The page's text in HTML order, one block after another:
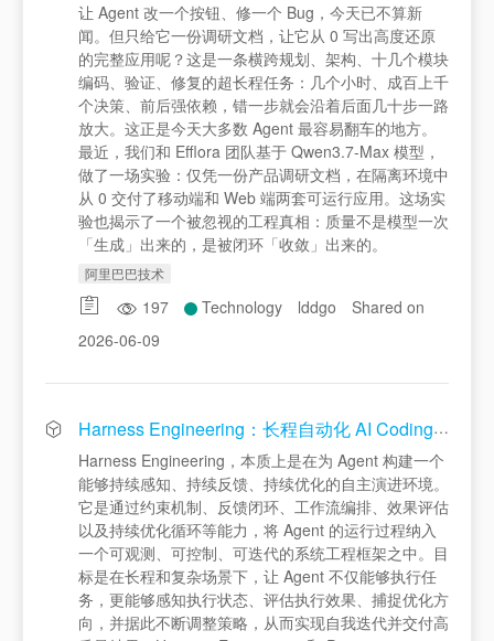
让 Agent 改一个按钮、修一个 Bug，今天已不算新
闻。但只给它一份调研文档，让它从 0 写出高度还原
的完整应用呢？这是一条横跨规划、架构、十几个模块
编码、验证、修复的超长程任务：几个小时、成百上千
个决策、前后强依赖，错一步就会沿着后面几十步一路
放大。这正是今天大多数 Agent 最容易翻车的地方。
最近，我们和 Efflora 团队基于 Qwen3.7-Max 模型，
做了一场实验：仅凭一份产品调研文档，在隔离环境中
从 0 交付了移动端和 Web 端两套可运行应用。这场实
验也揭示了一个被忽视的工程真相：质量不是模型一次
「生成」出来的，是被闭环「收敛」出来的。
阿里巴巴技术
197 Technology lddgo
Shared on
2026-06-09
Harness Engineering：长程自动化 AI Coding / Skills 开发实践
Harness Engineering，本质上是在为 Agent 构建一个
能够持续感知、持续反馈、持续优化的自主演进环境。
它是通过约束机制、反馈闭环、工作流编排、效果评估
以及持续优化循环等能力，将 Agent 的运行过程纳入
一个可观测、可控制、可迭代的系统工程框架之中。目
标是在长程和复杂场景下，让 Agent 不仅能够执行任
务，更能够感知执行状态、评估执行效果、捕捉优化方
向，并据此不断调整策略，从而实现自我迭代并交付高